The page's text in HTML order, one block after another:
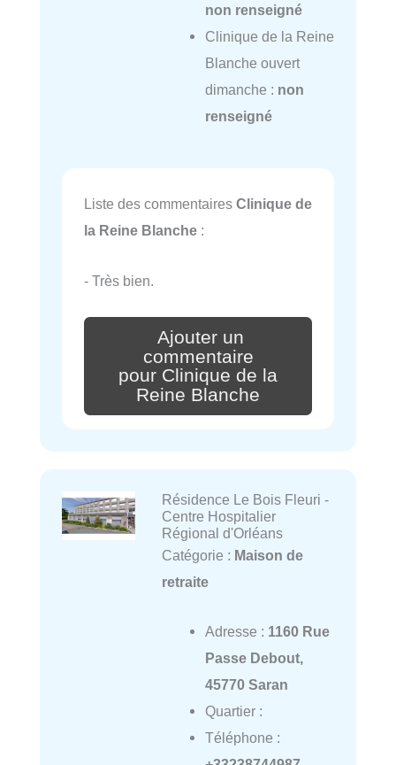
non renseigné
Clinique de la Reine
Blanche ouvert
dimanche : non
renseigné
Liste des commentaires Clinique de
la Reine Blanche :
- Très bien.
Ajouter un
commentaire
pour Clinique de la
Reine Blanche
Résidence Le Bois Fleuri -
Centre Hospitalier
Régional d'Orléans
Catégorie : Maison de
retraite
Adresse : 1160 Rue
Passe Debout,
45770 Saran
Quartier :
Téléphone :